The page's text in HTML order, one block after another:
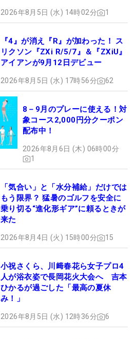
2026年8月5日 (水) 14時02分 1
『4』が消え『R』が加わった！ ス
リクソン『ZXi R/5/7』＆『ZXiU』
アイアンが9月12日デビュー
2026年8月5日 (水) 17時56分 62
8－9月のプレーに使える！対
象コース2,000円分クーポン
配布中！
2026年8月6日 (木) 06時00分
1
「気合い」と「水分補給」だけでは
もう限界？ 猛暑のゴルフを安全に
乗り切る“進化形ギア”に頼るときが
来た
2026年8月4日 (火) 15時00分 15
小祝さくら、川﨑春花ら女子プロ4
人が浴衣姿で長岡花火大会へ 吉本
ひかるが過ごした「最高の夏休
み！」
2026年8月5日 (水) 12時36分 6